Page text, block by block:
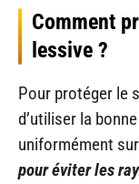
Comment
lessive ?
Pour protéger le
d’utiliser la
uniformément
pour éviter les